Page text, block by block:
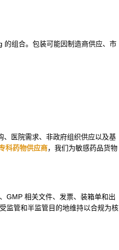
的组合。包装可能因制造商供应、市
医院需求、非政府组织供应以及基
科药物供应商，我们为敏感药品货物
GMP 相关文件、发票、装箱单和出
监管和半监管目的地维持以合规为核